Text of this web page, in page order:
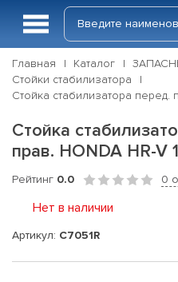
Главная Каталог
Стойки стабилизатора
Стойка стабилизатора перед.
Стойка
прав. HONDA HR-V
Рейтинг 0.0 0
Нет в наличии
Артикул: C7051R